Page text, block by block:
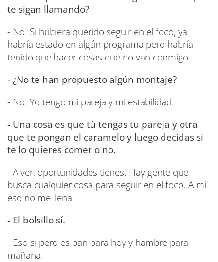
te sigan llamando?
- No. Si hubiera querido seguir en el foco, ya
habría estado en algún programa pero habría
tenido que hacer cosas que no van conmigo.
- ¿No te han propuesto algún montaje?
- No. Yo tengo mi pareja y mi estabilidad.
- Una cosa es que tú tengas tu pareja y otra
que te pongan el caramelo y luego decidas si
te lo quieres comer o no.
- A ver, oportunidades tienes. Hay gente que
busca cualquier cosa para seguir en el foco. A mí
eso no me llena.
- El bolsillo sí.
- Eso sí pero es pan para hoy y hambre para
mañana.